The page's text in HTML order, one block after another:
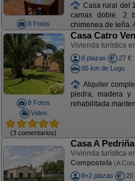
8 Fotos
Casa rural del
camas doble. 2
chimenea de leña.
8 Fotos
Video
(3 comentarios)
Casa Catro
Vivienda turística
8 plazas
27 €
85 km de Lugo
Alquiler
piedra, madera
rehabilitada
Casa A Pedriña
Vivienda turística
Compostela (A
8+2 plazas
20